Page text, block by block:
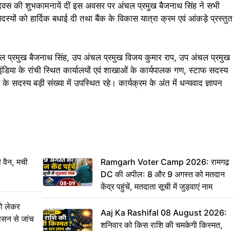
की शुभकामनायें दीं इस अवसर पर अंचल प्रमुख बैजनाथ सिंह ने सभी
को हार्दिक बधाई दी तथा बैंक के विकास यात्रा क्रम एवं आंकड़े प्रस्तुत
प्रमुख बैजनाथ सिंह, उप अंचल प्रमुख विजय कुमार राप, उप अंचल प्रमुख
के रांची स्थित कार्यालयों एवं शाखाओं के कार्यपालक गण, स्टाफ सदस्य
सदस्य बड़ी संख्या में उपस्थित रहे। कार्यक्रम के अंत में धन्यवाद ज्ञापन
मची
लेकर
से जांच
Ramgarh Voter Camp 2026: रामगढ़
DC की अपील: 8 और 9 अगस्त को मतदान
केंद्र पहुंचें, मतदाता सूची में जुड़वाएं नाम
Aaj Ka Rashifal 08 August 2026:
शनिवार को किस राशि की चमकेगी किस्मत,